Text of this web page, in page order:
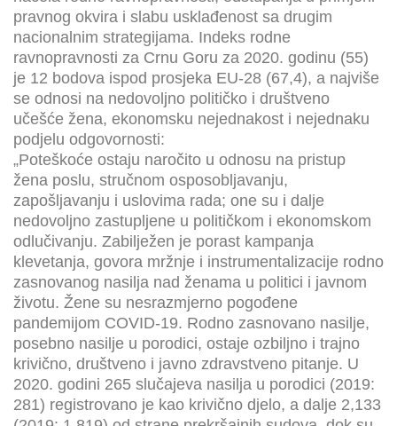
pravnog okvira i slabu usklađenost sa drugim
nacionalnim strategijama. Indeks rodne
ravnopravnosti za Crnu Goru za 2020. godinu (55)
je 12 bodova ispod prosjeka EU-28 (67,4), a najviše
se odnosi na nedovoljno političko i društveno
učešće žena, ekonomsku nejednakost i nejednaku
podjelu odgovornosti:
„Poteškoće ostaju naročito u odnosu na pristup
žena poslu, stručnom osposobljavanju,
zapošljavanju i uslovima rada; one su i dalje
nedovoljno zastupljene u političkom i ekonomskom
odlučivanju. Zabilježen je porast kampanja
klevetanja, govora mržnje i instrumentalizacije rodno
zasnovanog nasilja nad ženama u politici i javnom
životu. Žene su nesrazmjerno pogođene
pandemijom COVID-19. Rodno zasnovano nasilje,
posebno nasilje u porodici, ostaje ozbiljno i trajno
krivično, društveno i javno zdravstveno pitanje. U
2020. godini 265 slučajeva nasilja u porodici (2019:
281) registrovano je kao krivično djelo, a dalje 2,133